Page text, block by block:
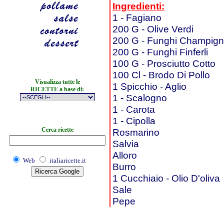
Visualizza tutte le
RICETTE a base di:
Cerca ricette
Web italiaricette.it
Ingredienti:
1 - Fagiano
200 G - Olive Verdi
200 G - Funghi
200 G - Funghi Finferli
100 G - Prosciutto Cotto
100 Cl - Brodo Di Pollo
1 Spicchio - Aglio
1 - Scalogno
1 - Carota
1 - Cipolla
Rosmarino
Salvia
Alloro
Burro
1 Cucchiaio - Olio D'oliva
Sale
Pepe